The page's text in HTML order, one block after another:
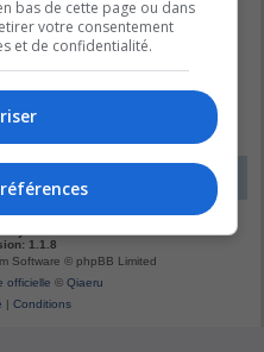
UTC-04:00
2.0
1.1.8
Software © phpBB Limited
officielle © Qiaeru
| Conditions
bas de cette page ou dans
votre consentement
et de confidentialité.